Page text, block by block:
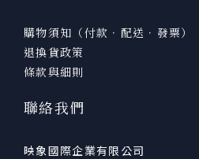
購物須知（付款．配送．發票）
退換貨政策
條款與細則
聯絡我們
映象國際企業有限公司